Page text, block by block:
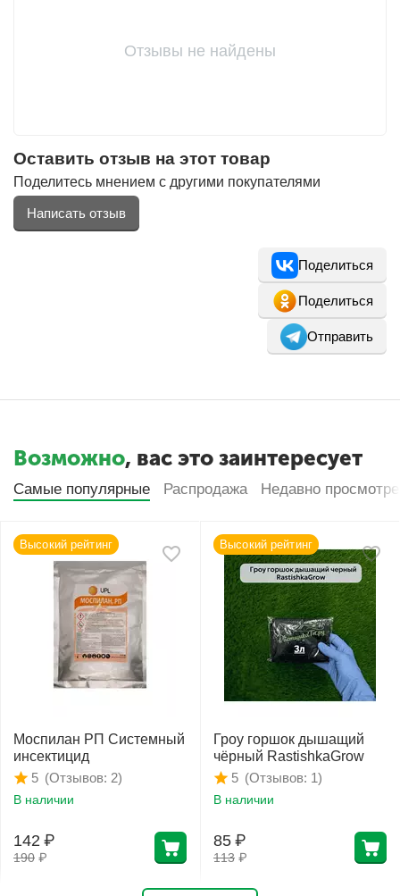
Отзывы не найдены
Оставить отзыв на этот товар
Поделитесь мнением с другими покупателями
Написать отзыв
Поделиться
Поделиться
Отправить
Возможно, вас это заинтересует
Самые популярные Распродажа Недавно
Высокий рейтинг
Моспилан РП Системный
инсектицид
(Отзывов: 2)
5
В наличии
190 ₽
142 ₽
Высокий рейтинг
Гроу горшок дышащий
чёрный RastishkaGrow
(Отзывов: 1)
5
В наличии
113 ₽
85 ₽